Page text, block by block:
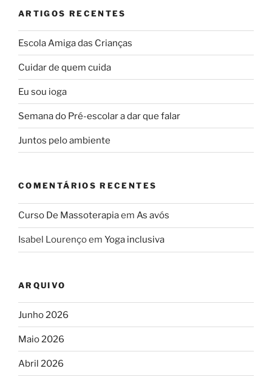
ARTIGOS RECENTES
Escola Amiga das Crianças
Cuidar de quem cuida
Eu sou ioga
Semana do Pré-escolar a dar que falar
Juntos pelo ambiente
COMENTÁRIOS RECENTES
Curso De Massoterapiaem As avós
Isabel Lourençoem Yoga inclusiva
ARQUIVO
Junho 2026
Maio 2026
Abril 2026